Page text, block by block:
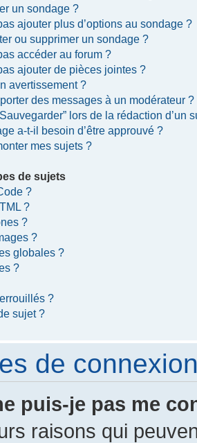
un sondage ?
ajouter plus d’options au sondage ?
ou supprimer un sondage ?
accéder au forum ?
ajouter de pièces jointes ?
avertissement ?
des messages à un modérateur ?
lors de la rédaction d’un
a-t-il besoin d’être approuvé ?
mes sujets ?
de sujets
?
?
?
?
globales ?
?
?
sujet ?
de
puis-je pas me
raisons qui